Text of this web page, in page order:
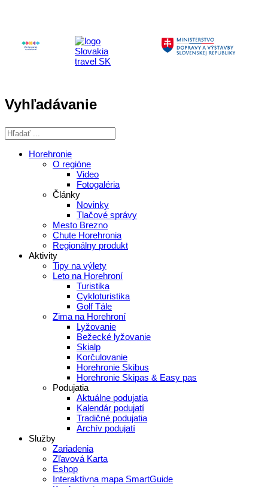
Vyhľadávanie
Horehronie
O regióne
Video
Fotogaléria
Články
Novinky
Tlačové správy
Mesto Brezno
Chute Horehronia
Regionálny produkt
Aktivity
Tipy na výlety
Leto na Horehroní
Turistika
Cykloturistika
Golf Tále
Zima na Horehroní
Lyžovanie
Bežecké lyžovanie
Skialp
Korčulovanie
Horehronie Skibus
Horehronie Skipas & Easy pas
Podujatia
Aktuálne podujatia
Kalendár podujatí
Tradičné podujatia
Archív podujatí
Služby
Zariadenia
Zľavová Karta
Eshop
Interaktívna mapa SmartGuide